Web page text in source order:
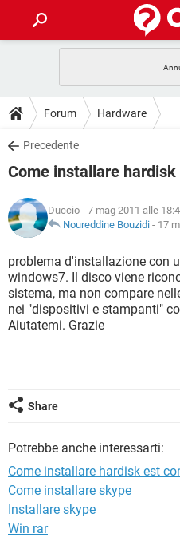
INTRATTENIMENTO
iOS
INSTAGRAM
TIKTOK
HARDWARE
GUIDE
COVID-19
INSTAGRAM
TIKTOK
HARDWARE
DOWNLOAD
COVID-19
INTRATTENIMENTO
iOS
INSTAGRAM
TIKTOK
HARDWARE
COVID-19
INTRATTENIMENTO
iOS
INSTAGRAM
TIKTOK
GLOSSARIO
COVID-19
INTRATTENIMENTO
iOS
Forum Hardware
Precedente
Come installare
Duccio - 7 mag 2011 alle
Noureddine Bouzidi - 17
problema d'installazione con
windows7. Il disco viene
sistema, ma non compare
nei "dispositivi e stampanti"
Aiutatemi. Grazie
Share
Potrebbe anche interessarti:
Come installare hardisk est
Come installare skype
Installare skype
Win rar